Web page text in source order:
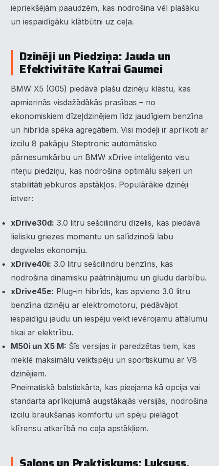
iepriekšējām paaudzēm, kas nodrošina vēl plašāku
un iespaidīgāku klātbūtni uz ceļa.
Dzinēji un Piedziņa: Jauda un
Efektivitāte Katrai Gaumei
BMW X5 (G05) piedāvā plašu dzinēju klāstu, kas
apmierinās visdažādākās prasības – no
ekonomiskiem dīzeļdzinējiem līdz jaudīgiem benzīna
un hibrīda spēka agregātiem. Visi modeļi ir aprīkoti ar
izcilu 8 pakāpju Steptronic automātisko
pārnesumkārbu un BMW xDrive inteliģento visu
riteņu piedziņu, kas nodrošina optimālu saķeri un
stabilitāti jebkuros apstākļos. Populārākie dzinēji
ietver:
xDrive30d: 3.0 litru sešcilindru dīzelis, kas piedāvā
lielisku griezes momentu un salīdzinoši labu
degvielas ekonomiju.
xDrive40i: 3.0 litru sešcilindru benzīns, kas
nodrošina dinamisku paātrinājumu un gludu darbību.
xDrive45e: Plug-in hibrīds, kas apvieno 3.0 litru
benzīna dzinēju ar elektromotoru, piedāvājot
iespaidīgu jaudu un iespēju veikt ievērojamu attālumu
tikai ar elektrību.
M50i un X5 M: Šīs versijas ir paredzētas tiem, kas
meklē maksimālu veiktspēju un sportiskumu ar V8
dzinējiem.
Pneimatiskā balstiekārta, kas pieejama kā opcija vai
standarta aprīkojumā augstākajās versijās, nodrošina
izcilu braukšanas komfortu un spēju pielāgot
klīrensu atkarībā no ceļa apstākļiem.